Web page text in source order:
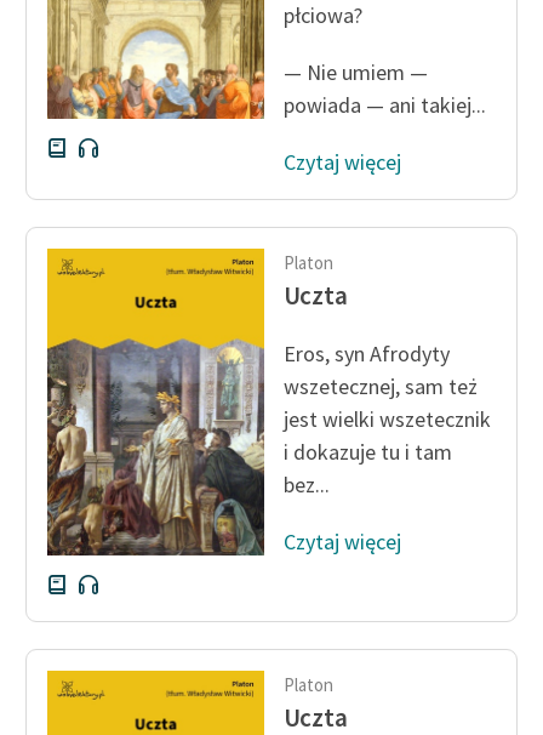
Informacja o treściach
wrażliwych
Deklaracja dostępności
płciowa?
— Nie umiem —
powiada — ani takiej...
Czytaj więcej
Platon
Uczta
Eros, syn Afrodyty
wszetecznej, sam też
jest wielki wszetecznik
i dokazuje tu i tam
bez...
Czytaj więcej
Platon
Uczta